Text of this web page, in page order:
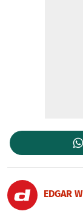
EDGAR